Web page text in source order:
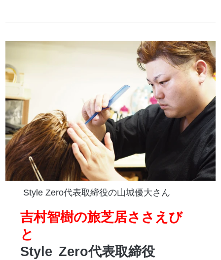
Style Zero代表取締役の山城優大さん
吉村智樹の旅芝居ささえび
と
Style Zero代表取締役